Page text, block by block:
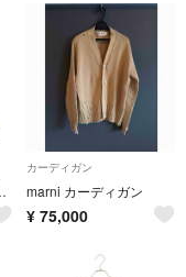
】【送料無料】
カーディガン
marni カーディガン
¥ 75,000